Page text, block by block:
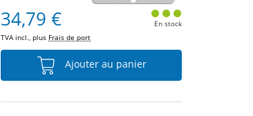
34,79 €
TVA incl., plus Frais de port
En stock
Ajouter au panier